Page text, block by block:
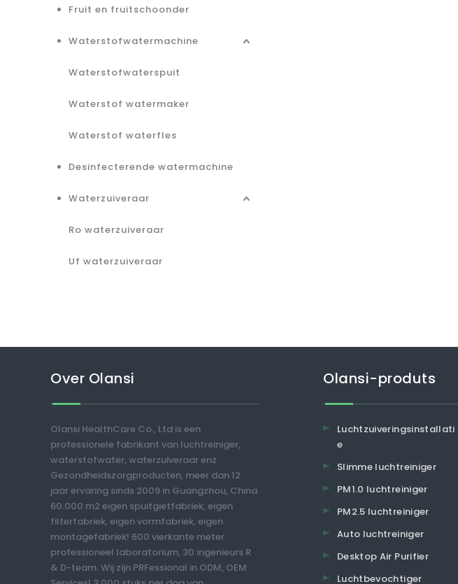
Fruit en fruitschoonder
Waterstofwatermachine
Waterstofwaterspuit
Waterstof watermaker
Waterstof waterfles
Desinfecterende watermachine
Waterzuiveraar
Ro waterzuiveraar
Uf waterzuiveraar
Over Olansi
Olansi HealthCare Co., Ltd is een
professionele fabrikant van luchtreiniger,
waterstofwater, waterzuiveraar enz.
Gezondheidszorgproducten, meer dan 12
jaar ervaring sinds 2009 in Guangzhou, China.
60.000 m2 eigen spuitgietfabriek, eigen
filterfabriek, eigen vormfabriek, eigen
montagefabriek! 600 vierkante meter
professioneel laboratorium, 30 ingenieurs R
& D-team. Wij zijn PRFessional in ODM, OEM
Olansi-produts
Luchtzuiveringsinstallati
e
Slimme luchtreiniger
PM1.0 luchtreiniger
PM2.5 luchtreiniger
Auto luchtreiniger
Desktop Air Purifier
Luchtbevochtiger